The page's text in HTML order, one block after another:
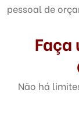
pessoal de
Faça
Não há